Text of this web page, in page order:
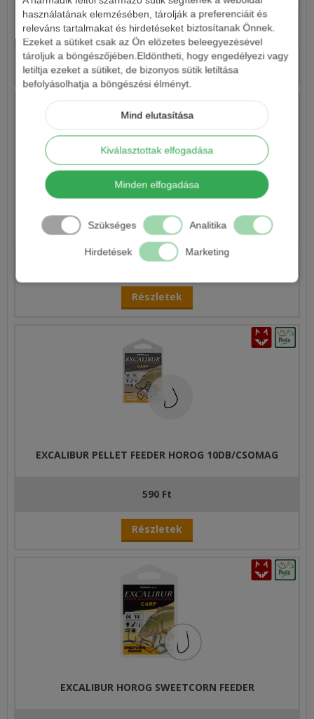
használatának elemzésében, tárolják a preferenciáit és
releváns tartalmakat és hirdetéseket biztosítanak Önnek.
Ezeket a sütiket csak az Ön előzetes beleegyezésével
tároljuk a böngészőjében.Eldöntheti, hogy engedélyezi vagy
letiltja ezeket a sütiket, de bizonyos sütik letiltása
befolyásolhatja a böngészési élményt.
Mind elutasítása
Kiválasztottak elfogadása
Minden elfogadása
Szükséges Analitika
Hirdetések Marketing
550 Ft
Részletek
EXCALIBUR RIVER FEEDER FEKETE HOROG
590 Ft
Részletek
EXCALIBUR PELLET FEEDER HOROG 10DB/CSOMAG
590 Ft
Részletek
EXCALIBUR HOROG SWEETCORN FEEDER